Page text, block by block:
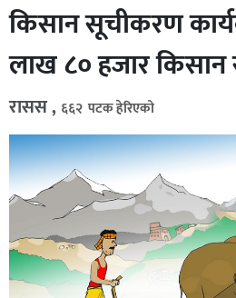
किसान सूचीकरण
लाख ८० हजार
रासस , ६६२ पटक हेरिएको